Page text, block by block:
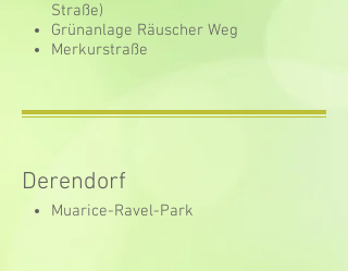
Straße)
Grünanlage Räuscher Weg
Merkurstraße
Derendorf
Muarice-Ravel-Park